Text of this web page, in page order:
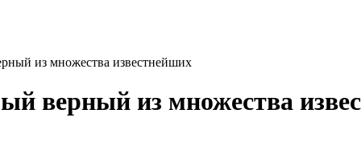
из множества известнейших
верный из множества